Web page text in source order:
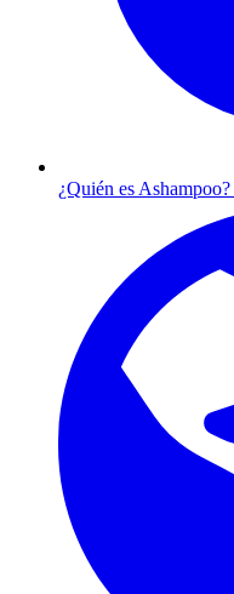
¿Quién es Ashampoo?